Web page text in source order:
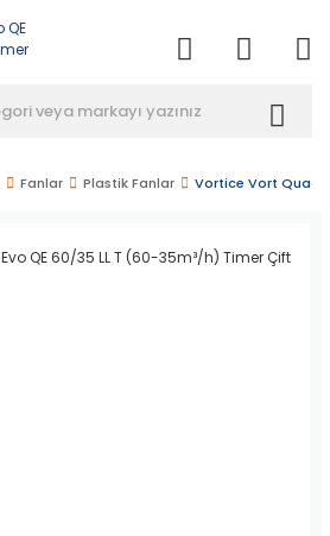
Fanlar Plastik Fanlar Vortice Vort